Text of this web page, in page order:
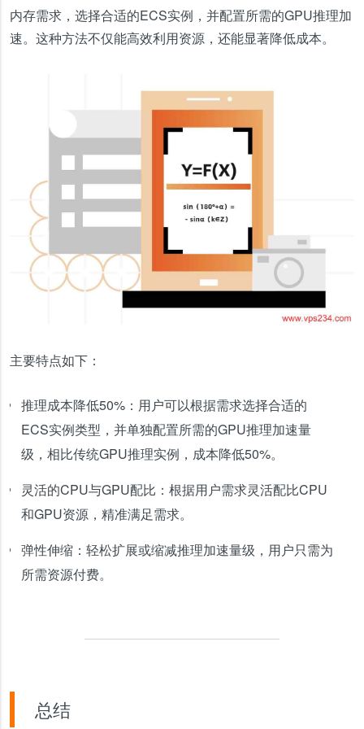
内存需求，选择合适的ECS实例，并配置所需的GPU推理加
速。这种方法不仅能高效利用资源，还能显著降低成本。
主要特点如下：
推理成本降低50%：用户可以根据需求选择合适的
ECS实例类型，并单独配置所需的GPU推理加速量
级，相比传统GPU推理实例，成本降低50%。
灵活的CPU与GPU配比：根据用户需求灵活配比CPU
和GPU资源，精准满足需求。
弹性伸缩：轻松扩展或缩减推理加速量级，用户只需为
所需资源付费。
总结